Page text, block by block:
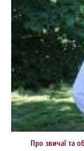
Про звичаї та